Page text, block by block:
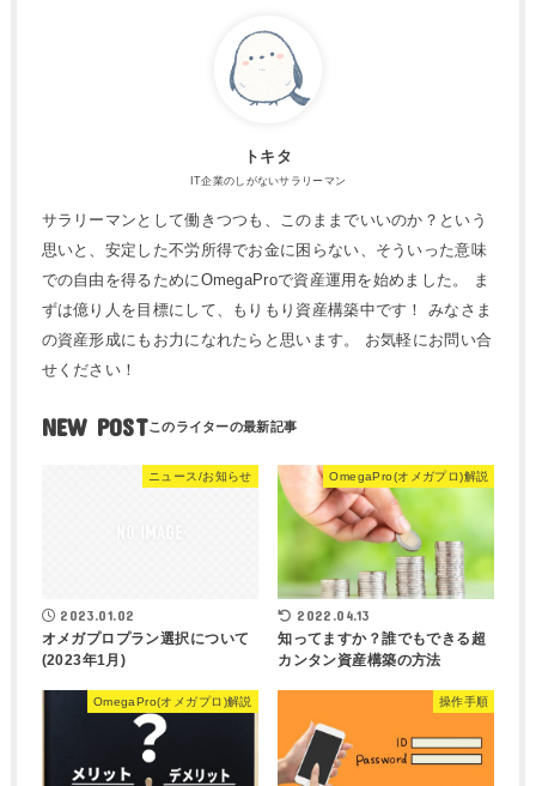
トキタ
IT企業のしがないサラリーマン
サラリーマンとして働きつつも、このままでいいのか？という
思いと、安定した不労所得でお金に困らない、そういった意味
での自由を得るためにOmegaProで資産運用を始めました。 ま
ずは億り人を目標にして、もりもり資産構築中です！ みなさま
の資産形成にもお力になれたらと思います。 お気軽にお問い合
せください！
NEW POST
ニュース/お知らせ
2023.01.02
オメガプロプラン選択について
(2023年1月)
OmegaPro(オメガプロ)解説
2022.04.13
知ってますか？誰でもできる超
カンタン資産構築の方法
OmegaPro(オメガプロ)解説 操作手順